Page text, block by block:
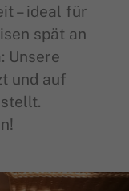
– ideal für
spät an
Unsere
und auf